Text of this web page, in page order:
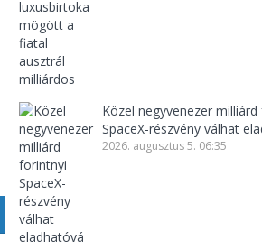
Közel negyvenezer
SpaceX-részvény válhat
2026. augusztus 5. 06:35